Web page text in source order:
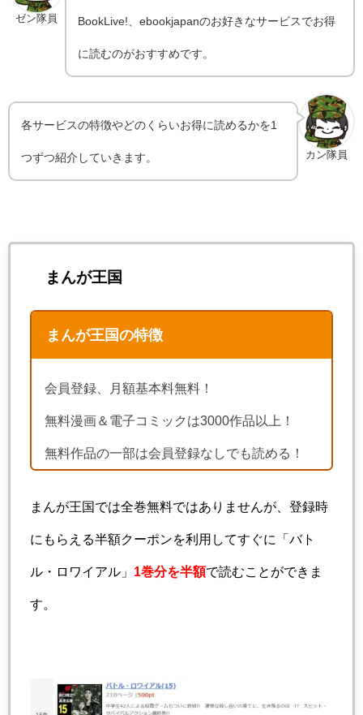
ゼン隊員 BookLive!、ebookjapanのお好きなサービスでお得
に読むのがおすすめです。
カン隊員
各サービスの特徴やどのくらいお得に読めるかを1
つずつ紹介していきます。
まんが王国
まんが王国の特徴
会員登録、月額基本料無料！
無料漫画＆電子コミックは3000作品以上！
無料作品の一部は会員登録なしでも読める！
まんが王国では全巻無料ではありませんが、登録時
にもらえる半額クーポンを利用してすぐに「バト
ル・ロワイアル」 1巻分を半額で読むことができま
す。